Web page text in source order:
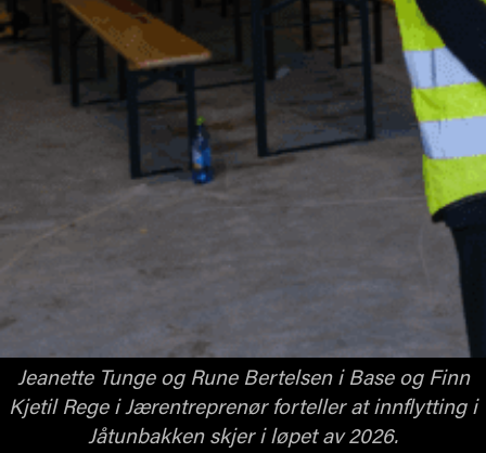
Jeanette Tunge og Rune Bertelsen i Base og Finn
Kjetil Rege i Jærentreprenør forteller at innflytting i
Jåtunbakken skjer i løpet av 2026.